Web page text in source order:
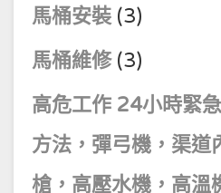
馬桶安裝 (3)
馬桶維修(3)
高危工作 24小時緊
方法，彈弓機，渠道
槍，高壓水機，高溫